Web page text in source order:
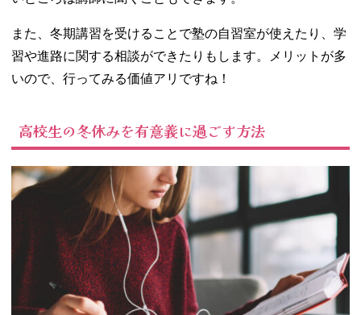
また、冬期講習を受けることで塾の自習室が使えたり、学
習や進路に関する相談ができたりもします。メリットが多
いので、行ってみる価値アリですね！
高校生の冬休みを有意義に過ごす方法